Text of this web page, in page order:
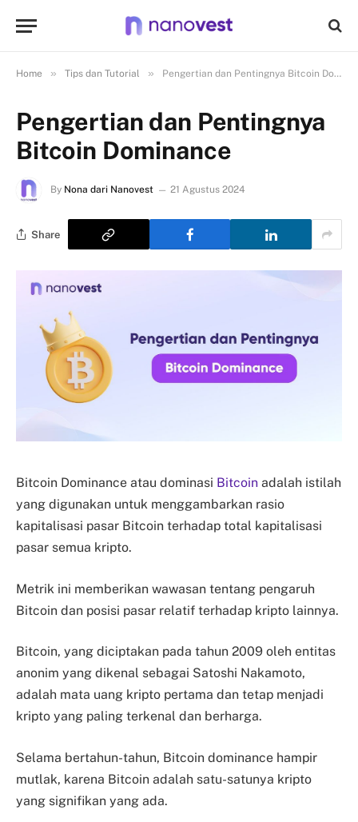
Home » Tips dan Tutorial » Pengertian dan Pentingnya Bitcoin Dominance
Pengertian dan Pentingnya
Bitcoin Dominance
By Nona dari Nanovest 21 Agustus 2024
Share
Bitcoin Dominance atau dominasi Bitcoin adalah istilah
yang digunakan untuk menggambarkan rasio
kapitalisasi pasar Bitcoin terhadap total kapitalisasi
pasar semua kripto.
Metrik ini memberikan wawasan tentang pengaruh
Bitcoin dan posisi pasar relatif terhadap kripto lainnya.
Bitcoin, yang diciptakan pada tahun 2009 oleh entitas
anonim yang dikenal sebagai Satoshi Nakamoto,
adalah mata uang kripto pertama dan tetap menjadi
kripto yang paling terkenal dan berharga.
Selama bertahun-tahun, Bitcoin dominance hampir
mutlak, karena Bitcoin adalah satu-satunya kripto
yang signifikan yang ada.